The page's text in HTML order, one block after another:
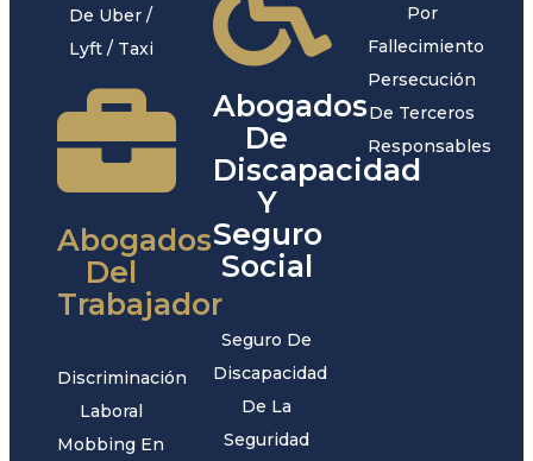
De Uber /
Lyft / Taxi
Abogados
Del
Trabajador
Discriminación
Laboral
Mobbing En
Abogados
De
Discapacidad
Y
Seguro
Social
Seguro De
Discapacidad
De La
Seguridad
Por
Fallecimiento
Persecución
De Terceros
Responsables